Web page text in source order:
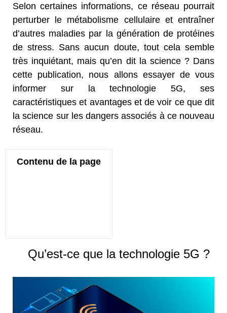
Selon certaines informations, ce réseau pourrait
perturber le métabolisme cellulaire et entraîner
d’autres maladies par la génération de protéines
de stress. Sans aucun doute, tout cela semble
très inquiétant, mais qu’en dit la science ? Dans
cette publication, nous allons essayer de vous
informer sur la technologie 5G, ses
caractéristiques et avantages et de voir ce que dit
la science sur les dangers associés à ce nouveau
réseau.
Contenu de la page
Qu’est-ce que la technologie 5G ?